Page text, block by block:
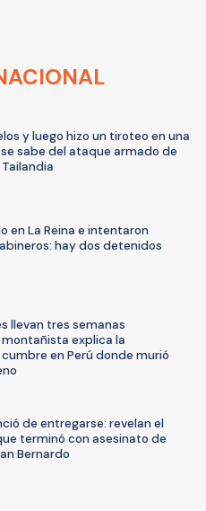
y luego hizo un tiroteo en una
sabe del ataque armado de
en La Reina e intentaron
hay dos detenidos
llevan tres semanas
explica la
en Perú donde murió
de entregarse: revelan el
terminó con asesinato de
Bernardo